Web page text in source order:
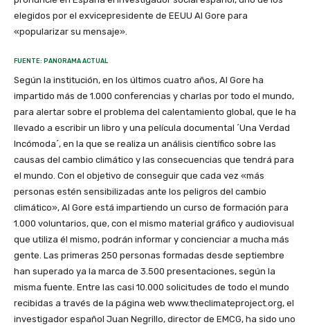
elegidos por el exvicepresidente de EEUU Al Gore para
«popularizar su mensaje».
FUENTE: PANORAMA ACTUAL
Según la institución, en los últimos cuatro años, Al Gore ha
impartido más de 1.000 conferencias y charlas por todo el mundo,
para alertar sobre el problema del calentamiento global, que le ha
llevado a escribir un libro y una película documental ´Una Verdad
Incómoda´, en la que se realiza un análisis científico sobre las
causas del cambio climático y las consecuencias que tendrá para
el mundo. Con el objetivo de conseguir que cada vez «más
personas estén sensibilizadas ante los peligros del cambio
climático», Al Gore está impartiendo un curso de formación para
1.000 voluntarios, que, con el mismo material gráfico y audiovisual
que utiliza él mismo, podrán informar y concienciar a mucha más
gente. Las primeras 250 personas formadas desde septiembre
han superado ya la marca de 3.500 presentaciones, según la
misma fuente. Entre las casi 10.000 solicitudes de todo el mundo
recibidas a través de la página web www.theclimateproject.org, el
investigador español Juan Negrillo, director de EMCG, ha sido uno